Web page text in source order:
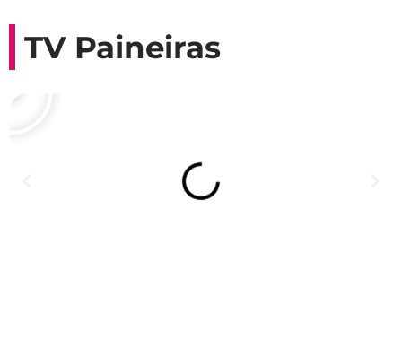
TV Paineiras